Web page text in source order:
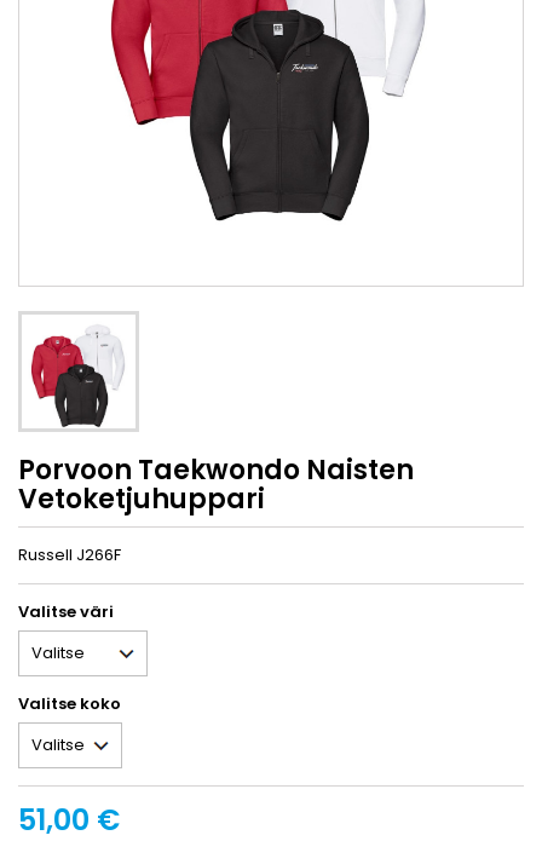
Porvoon Taekwondo Naisten
Vetoketjuhuppari
Russell J266F
Valitse väri
Valitse koko
51,00 €